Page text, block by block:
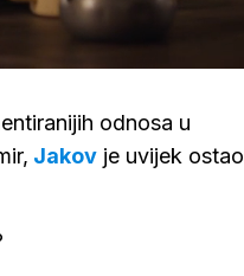
odnosa u
Jakov je uvijek ostao